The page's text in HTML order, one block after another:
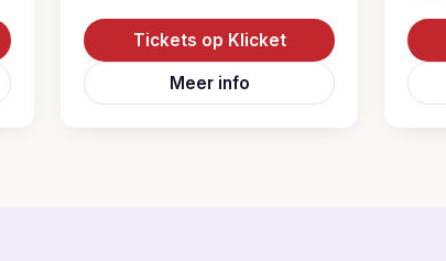
Tickets op Klicket
Meer info